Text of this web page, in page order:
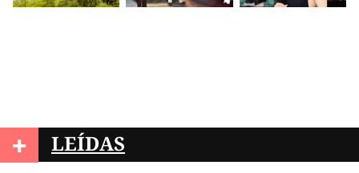
+ LEÍDAS